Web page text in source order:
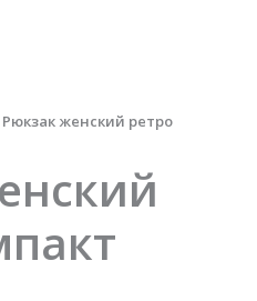
женский ретро